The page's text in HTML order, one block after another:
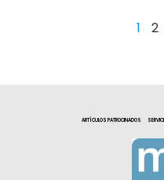
1 2
ARTÍCULOS PATROCINADOS